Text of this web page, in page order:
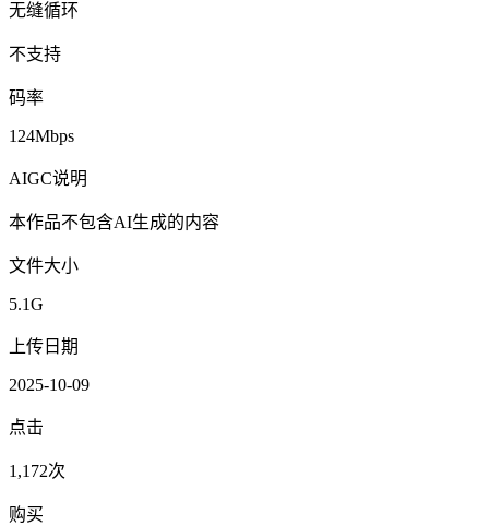
无缝循环
不支持
码率
124Mbps
AIGC说明
本作品不包含AI生成的内容
文件大小
5.1G
上传日期
2025-10-09
点击
1,172次
购买